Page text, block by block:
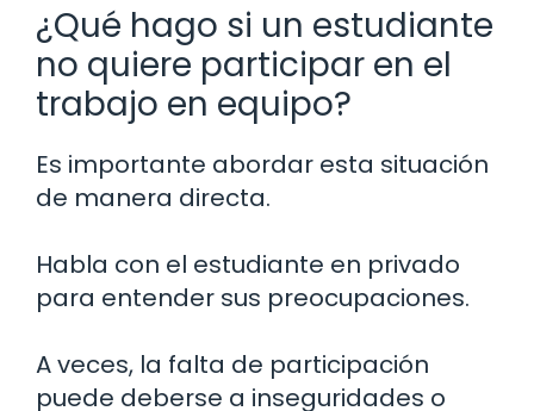
¿Qué hago si un estudiante
no quiere participar en el
trabajo en equipo?
Es importante abordar esta situación
de manera directa.
Habla con el estudiante en privado
para entender sus preocupaciones.
A veces, la falta de participación
puede deberse a inseguridades o